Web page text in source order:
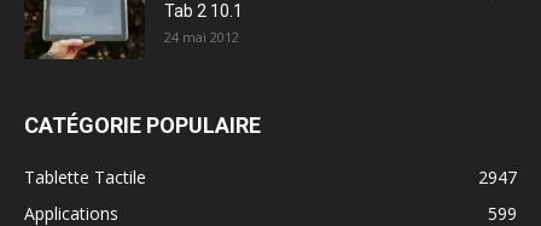
Tab 2 10.1
24 mai 2012
CATÉGORIE POPULAIRE
Tablette Tactile
2947
Applications
599